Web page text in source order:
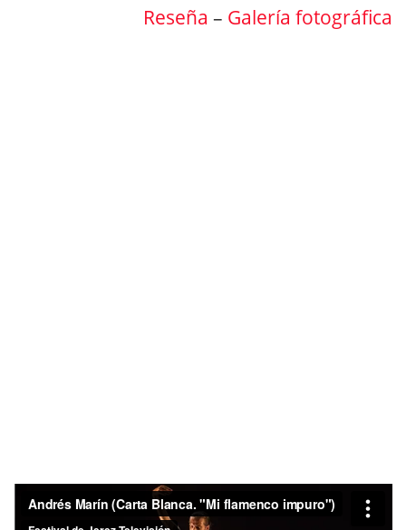
Reseña – Galería fotográfica